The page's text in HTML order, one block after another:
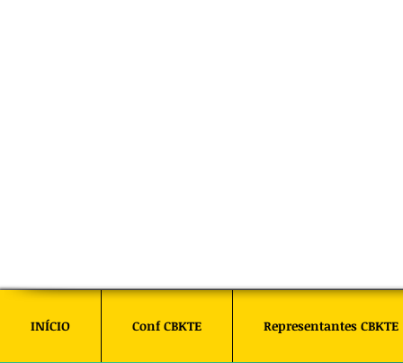
INÍCIO Conf CBKTE Representantes CBKTE